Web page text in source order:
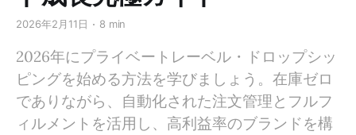
2026年：潜在能力の高いプライベートレーベルヒット商品リ
スト
プライベートレーベルブランドの立ち上げ方
BuckyDropがプライベートレーベル・ドロップシッピングで
提供できること
2026年2月11日 8 min
2026年にプライベートレーベル・ドロップシッ
ピングを始める方法を学びましょう。在庫ゼロ
でありながら、自動化された注文管理とフルフ
ィルメントを活用し、高利益率のブランドを構